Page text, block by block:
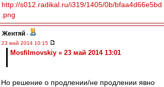
http://s012.radikal.ru/i319/1405/0b/bfaa4d66e5bd
.png
Жентяй -
23 май 2014 10:15
Mosfilmovskiy » 23 май 2014 13:01
Но решение о продлении/не продлении явно